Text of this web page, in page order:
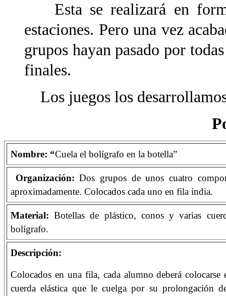
Esta se realizará en
estaciones. Pero una vez
grupos hayan pasado por
finales.
Los juegos los
Nombre: “Cuela el bolígrafo en la botella”
Organización:Dos grupos de unos cuatro
aproximadamente. Colocados cada uno en fila india.
Material:Botellas de plástico, conos y varias
bolígrafo.
Descripción:
Colocados en una fila, cada alumno deberá colocarse
cuerda elástica que le cuelga por su prolongación